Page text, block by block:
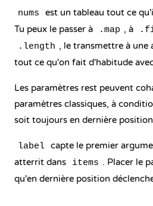
nums
est un tableau tout ce
Tu peux le passer à
.map , à
.length , le transmettre à
tout ce qu'on fait d'habitude
Les paramètres rest peuvent
paramètres classiques, à
soit toujours en dernière
label capte le premier
atterrit dans
items . Placer le
qu'en dernière position